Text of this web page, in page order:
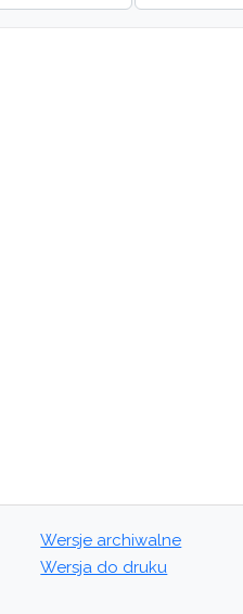
Wersje archiwalne
Wersja do druku